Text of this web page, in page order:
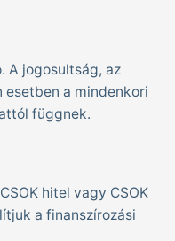
A jogosultság, az
a mindenkori
függnek.
hitel vagy CSOK
a finanszírozási